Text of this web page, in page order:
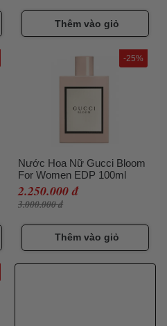
Thêm vào giỏ
Nước Hoa Nữ Gucci Bloom
For Women EDP 100ml
2.250.000 đ
3.000.000 đ
-25%
Thêm vào giỏ